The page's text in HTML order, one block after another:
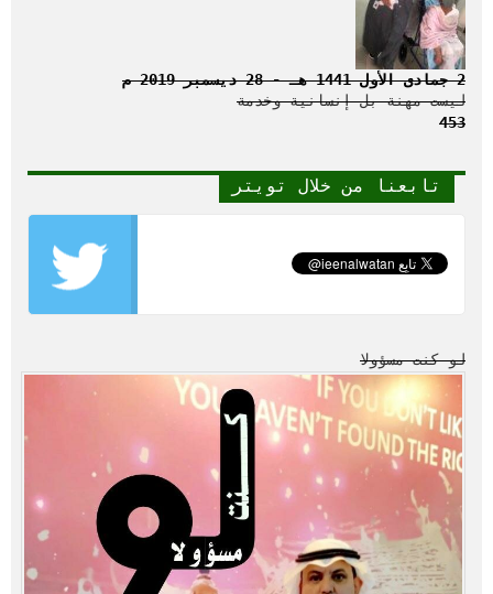
2 جمادى الأول 1441 هـ - 28 ديسمبر 2019 م
ليست مهنة بل إنسانية وخدمة
453
تابعنا من خلال تويتر
لو كنت مسؤولا